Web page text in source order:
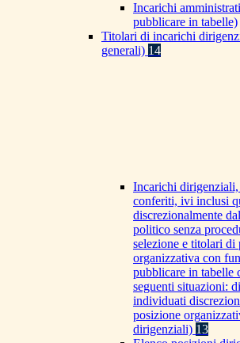
Incarichi
pubblicare in tabelle)
Titolari di incarichi
generali) 14
Incarichi
conferiti, ivi inclusi
discrezionalmente
politico senza
selezione e titolari di
organizzativa con
pubblicare in tabelle
seguenti situazioni:
individuati
posizione
dirigenziali) 13